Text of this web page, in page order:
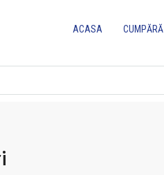
ACASA CUMPĂRĂ